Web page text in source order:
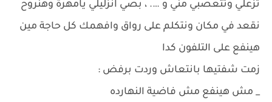
تزعلي وتتعصبي مني و …. ، بصي انزليلي يامهرة وهنروح
نقعد في مكان ونتكلم على رواق وافهمك كل حاجة مين
هينفع على التلفون كدا
زمت شفتيها بانتعاش وردت برفض :
_ مش هينفع مش فاضية النهارده